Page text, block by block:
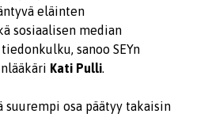
eläinten
sosiaalisen median
sanoo SEYn
Kati Pulli.
osa päätyy takaisin